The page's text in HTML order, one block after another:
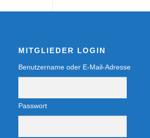
MITGLIEDER LOGIN
Benutzername oder E-Mail-Adresse
Passwort